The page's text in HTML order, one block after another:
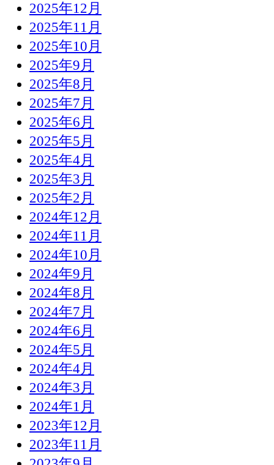
2025年12月
2025年11月
2025年10月
2025年9月
2025年8月
2025年7月
2025年6月
2025年5月
2025年4月
2025年3月
2025年2月
2024年12月
2024年11月
2024年10月
2024年9月
2024年8月
2024年7月
2024年6月
2024年5月
2024年4月
2024年3月
2024年1月
2023年12月
2023年11月